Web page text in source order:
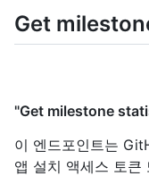
Get
"Get milestone
이 엔드포인트는
앱 설치 액세스 토큰